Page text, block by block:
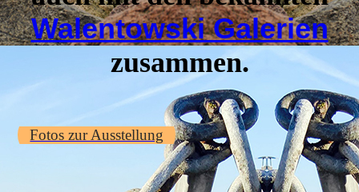
Walentowski Galerien
zusammen.
Fotos zur Ausstellung